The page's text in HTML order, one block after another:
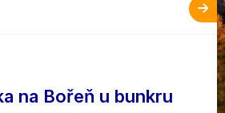
na Bořeň u bunkru